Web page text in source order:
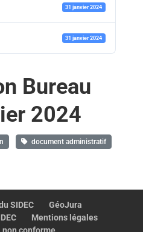
31 janvier 2024
31 janvier 2024
Bureau
2024
document administratif
SIDEC
GéoJura
Mentions légales